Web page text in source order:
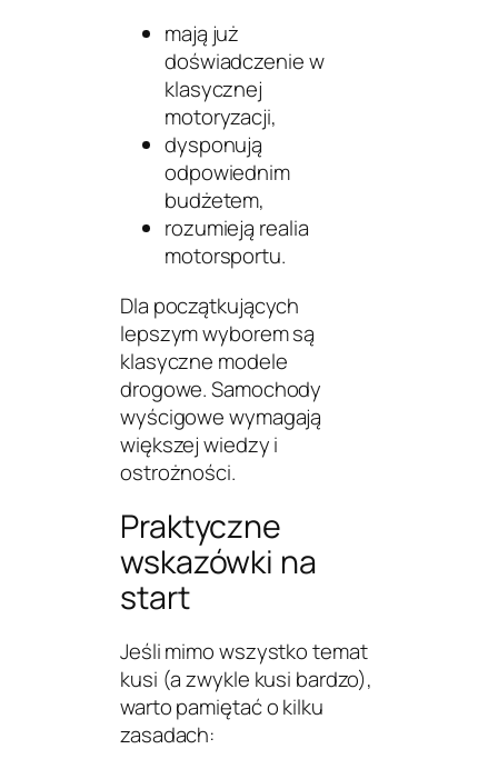
mają już
doświadczenie w
klasycznej
motoryzacji,
dysponują
odpowiednim
budżetem,
rozumieją realia
motorsportu.
Dla początkujących
lepszym wyborem są
klasyczne modele
drogowe. Samochody
wyścigowe wymagają
większej wiedzy i
ostrożności.
Praktyczne
wskazówki na
start
Jeśli mimo wszystko temat
kusi (a zwykle kusi bardzo),
warto pamiętać o kilku
zasadach: